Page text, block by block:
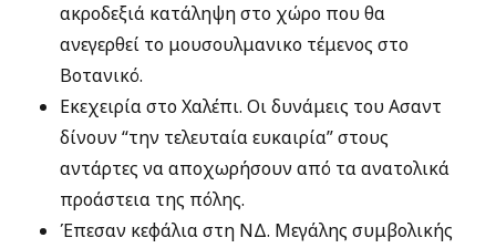
ακροδεξιά κατάληψη στο χώρο που θα
ανεγερθεί το μουσουλμανικο τέμενος στο
Βοτανικό.
Εκεχειρία στο Χαλέπι. Οι δυνάμεις του Ασαντ
δίνουν “την τελευταία ευκαιρία” στους
αντάρτες να αποχωρήσουν από τα ανατολικά
προάστεια της πόλης.
Έπεσαν κεφάλια στη ΝΔ. Μεγάλης συμβολικής